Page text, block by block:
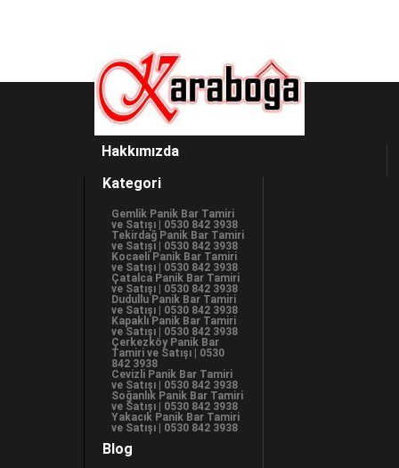
Hakkımızda
Kategori
Gemlik Panik Bar Tamiri
ve Satışı | 0530 842 3938
Tekirdağ Panik Bar Tamiri
ve Satışı | 0530 842 3938
Kocaeli Panik Bar Tamiri
ve Satışı | 0530 842 3938
Çatalca Panik Bar Tamiri
ve Satışı | 0530 842 3938
Dudullu Panik Bar Tamiri
ve Satışı | 0530 842 3938
Kapaklı Panik Bar Tamiri
ve Satışı | 0530 842 3938
Çerkezköy Panik Bar
Tamiri ve Satışı | 0530
842 3938
Cevizli Panik Bar Tamiri
ve Satışı | 0530 842 3938
Soğanlık Panik Bar Tamiri
ve Satışı | 0530 842 3938
Yakacık Panik Bar Tamiri
ve Satışı | 0530 842 3938
Blog